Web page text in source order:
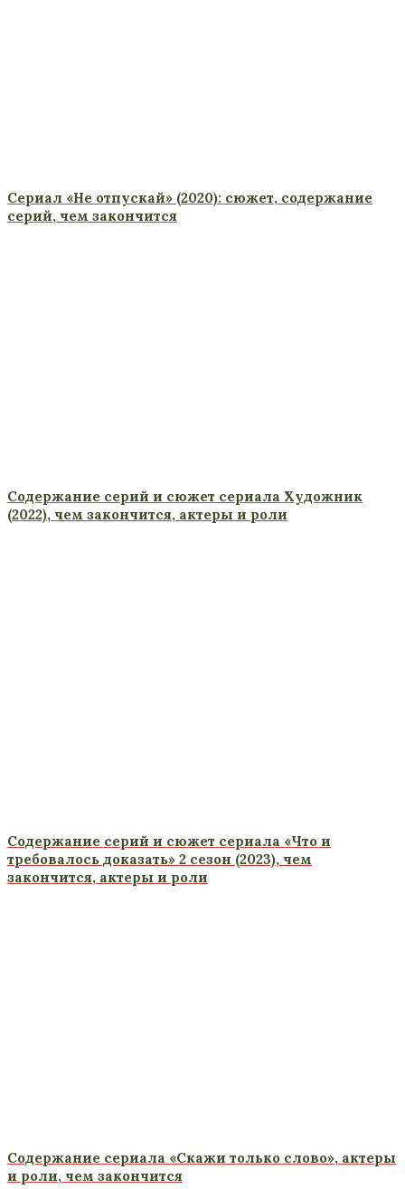
Сериал «Не отпускай» (2020): сюжет, содержание
серий, чем закончится
Содержание серий и сюжет сериала Художник
(2022), чем закончится, актеры и роли
Содержание серий и сюжет сериала «Что и
требовалось доказать» 2 сезон (2023), чем
закончится, актеры и роли
Содержание сериала «Скажи только слово», актеры
и роли, чем закончится